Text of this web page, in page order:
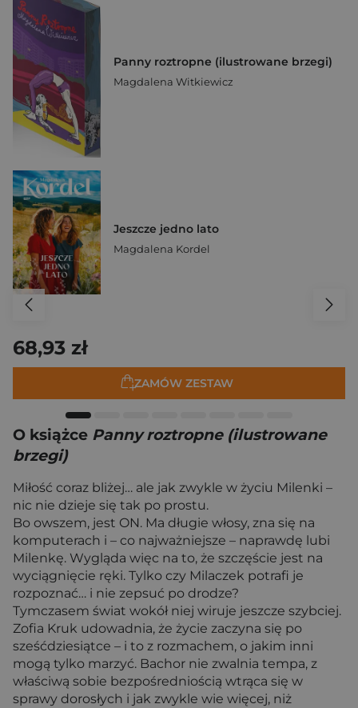
Panny roztropne (ilustrowane brzegi)
Magdalena Witkiewicz
Jeszcze jedno lato
Magdalena Kordel
68,93 zł
ZAMÓW ZESTAW
O książce Panny roztropne (ilustrowane
brzegi)
Miłość coraz bliżej… ale jak zwykle w życiu Milenki –
nic nie dzieje się tak po prostu.
Bo owszem, jest ON. Ma długie włosy, zna się na
komputerach i – co najważniejsze – naprawdę lubi
Milenkę. Wygląda więc na to, że szczęście jest na
wyciągnięcie ręki. Tylko czy Milaczek potrafi je
rozpoznać… i nie zepsuć po drodze?
Tymczasem świat wokół niej wiruje jeszcze szybciej.
Zofia Kruk udowadnia, że życie zaczyna się po
sześćdziesiątce – i to z rozmachem, o jakim inni
mogą tylko marzyć. Bachor nie zwalnia tempa, z
właściwą sobie bezpośredniością wtrąca się w
sprawy dorosłych i jak zwykle wie więcej, niż